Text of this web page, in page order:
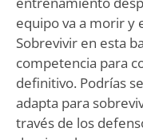
equipo va a morir y
Sobrevivir en esta
competencia para
definitivo. Podrías
adapta para
través de los